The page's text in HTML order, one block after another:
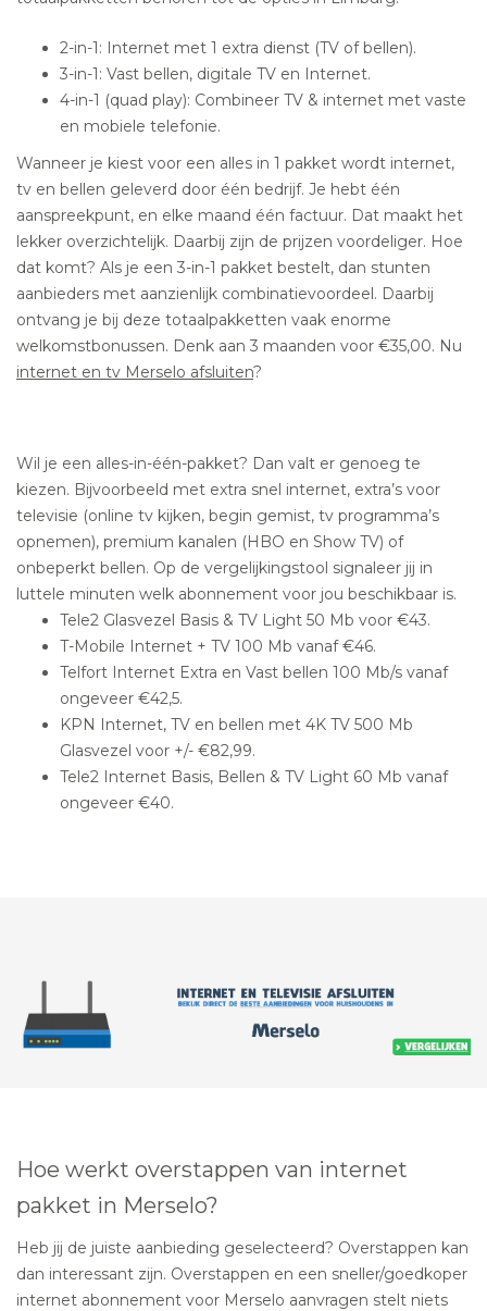
2-in-1: Internet met 1 extra dienst (TV of bellen).
3-in-1: Vast bellen, digitale TV en Internet.
4-in-1 (quad play): Combineer TV & internet met vaste
en mobiele telefonie.
Wanneer je kiest voor een alles in 1 pakket wordt internet,
tv en bellen geleverd door één bedrijf. Je hebt één
aanspreekpunt, en elke maand één factuur. Dat maakt het
lekker overzichtelijk. Daarbij zijn de prijzen voordeliger. Hoe
dat komt? Als je een 3-in-1 pakket bestelt, dan stunten
aanbieders met aanzienlijk combinatievoordeel. Daarbij
ontvang je bij deze totaalpakketten vaak enorme
welkomstbonussen. Denk aan 3 maanden voor €35,00. Nu
internet en tv Merselo afsluiten?
Wil je een alles-in-één-pakket? Dan valt er genoeg te
kiezen. Bijvoorbeeld met extra snel internet, extra’s voor
televisie (online tv kijken, begin gemist, tv programma’s
opnemen), premium kanalen (HBO en Show TV) of
onbeperkt bellen. Op de vergelijkingstool signaleer jij in
luttele minuten welk abonnement voor jou beschikbaar is.
Tele2 Glasvezel Basis & TV Light 50 Mb voor €43.
T-Mobile Internet + TV 100 Mb vanaf €46.
Telfort Internet Extra en Vast bellen 100 Mb/s vanaf
ongeveer €42,5.
KPN Internet, TV en bellen met 4K TV 500 Mb
Glasvezel voor +/- €82,99.
Tele2 Internet Basis, Bellen & TV Light 60 Mb vanaf
ongeveer €40.
Hoe werkt overstappen van internet
pakket in Merselo?
Heb jij de juiste aanbieding geselecteerd? Overstappen kan
dan interessant zijn. Overstappen en een sneller/goedkoper
internet abonnement voor Merselo aanvragen stelt niets